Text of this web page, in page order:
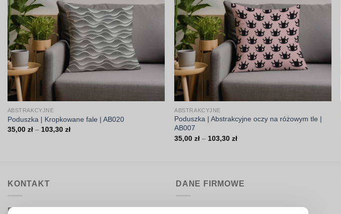
ABSTRAKCYJNE
Poduszka | Kropkowane fale | AB020
35,00 zł – 103,30 złZakres
ABSTRAKCYJNE
Poduszka | Abstrakcyjne oczy na różowym tle |
AB007
35,00zł – 103,30złZakres
KONTAKT
Biuro obsługi:
DANE FIRMOWE